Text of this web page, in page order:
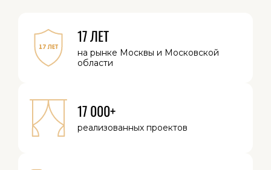
17 ЛЕТ
на рынке Москвы и Московской
области
17 000+
реализованных проектов